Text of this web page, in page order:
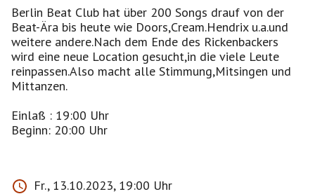
Berlin Beat Club hat über 200 Songs drauf von der
Beat-Ära bis heute wie Doors,Cream.Hendrix u.a.und
weitere andere.Nach dem Ende des Rickenbackers
wird eine neue Location gesucht,in die viele Leute
reinpassen.Also macht alle Stimmung,Mitsingen und
Mittanzen.
Einlaß : 19:00 Uhr
Beginn: 20:00 Uhr
Fr., 13.10.2023, 19:00 Uhr